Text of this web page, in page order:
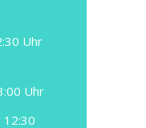
Uhr
Uhr
12:30